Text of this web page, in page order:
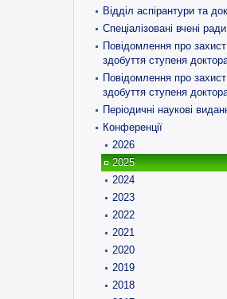
Відділ аспірантури та
Спеціалізовані вчені
Повідомлення про
здобуття ступеня
Повідомлення про
здобуття ступеня
Періодичні наукові
Конференції
2026
2025
2024
2023
2022
2021
2020
2019
2018